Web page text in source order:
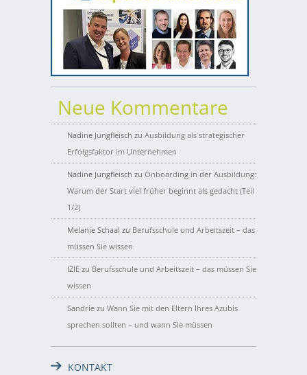
Neue Kommentare
Nadine Jungfleisch zu Ausbildung als strategischer
Erfolgsfaktor im Unternehmen
Nadine Jungfleisch zu Onboarding in der Ausbildung:
Warum der Start viel früher beginnt als gedacht (Teil
1/2)
Melanie Schaal zu Berufsschule und Arbeitszeit – das
müssen Sie wissen
IZIE zu Berufsschule und Arbeitszeit – das müssen Sie
wissen
Sandrie zu Wann Sie mit den Eltern Ihres Azubis
sprechen sollten – und wann Sie müssen
KONTAKT